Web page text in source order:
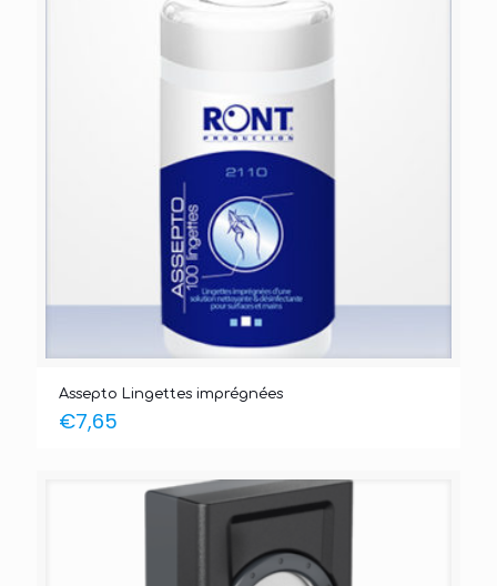
Assepto Lingettes imprégnées
€7,65